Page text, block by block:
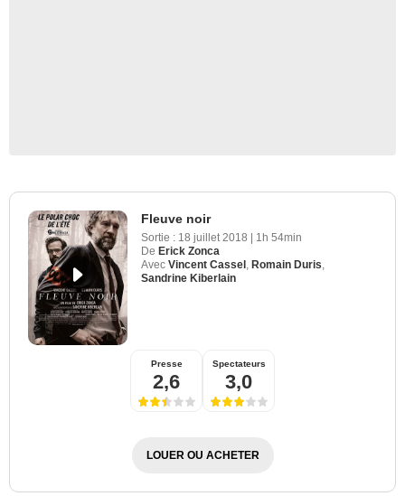
Fleuve noir
Sortie : 18 juillet 2018 | 1h 54min
De Erick Zonca
Avec Vincent Cassel Romain Duris
Sandrine Kiberlain
Presse
2,6
Spectateurs
3,0
LOUER OU ACHETER